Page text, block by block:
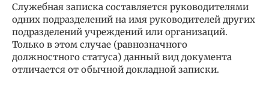
Служебная записка составляется руководителями
одних подразделений на имя руководителей других
подразделений учреждений или организаций.
Только в этом случае (равнозначного
должностного статуса) данный вид документа
отличается от обычной докладной записки.